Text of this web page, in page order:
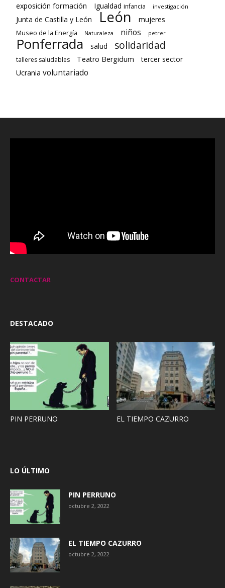
exposición formación Igualdad infancia investigación
Junta de Castilla y León León mujeres
Museo de la Energía Naturaleza niños petrer
Ponferrada salud solidaridad
talleres saludables Teatro Bergidum
tercer sector
Ucrania voluntariado
CONTACTAR
DESTACADO
PIN PERRUNO EL TIEMPO CAZURRO
LO ÚLTIMO
PIN PERRUNO
octubre 2, 2022
EL TIEMPO CAZURRO
octubre 2, 2022